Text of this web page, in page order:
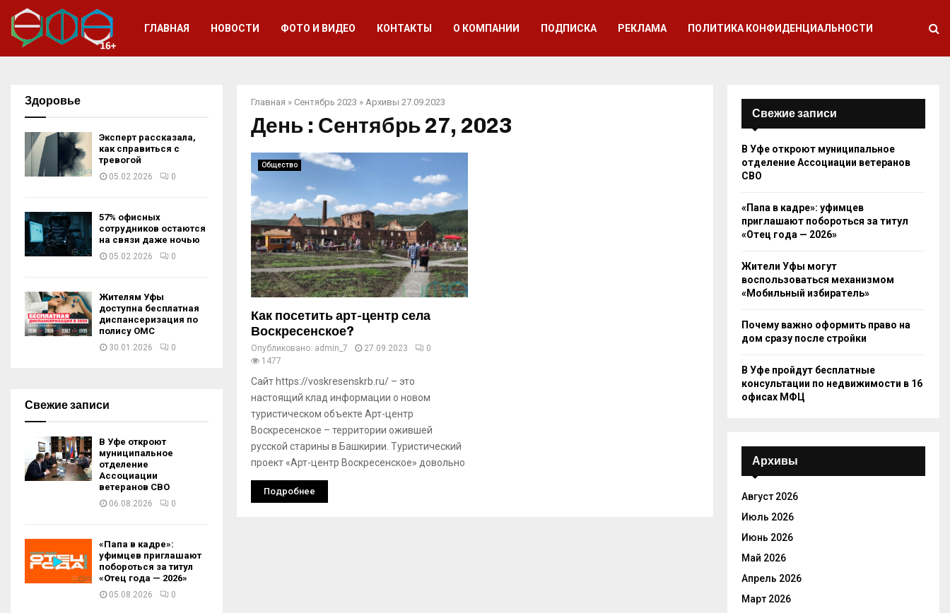
ГЛАВНАЯ НОВОСТИ ФОТО И ВИДЕО КОНТАКТЫ О КОМПАНИИ ПОДПИСКА РЕКЛАМА ПОЛИТИКА КОНФИДЕНЦИАЛЬНОСТИ
Главная » Сентябрь 2023 » Архивы 27.09.2023
День : Сентябрь 27, 2023
Общество
Как посетить арт-центр села
Воскресенское?
Опубликовано: admin_7 27.09.2023
0
1477
Сайт https://voskresenskrb.ru/ – это
настоящий клад информации о новом
туристическом объекте Арт-центр
Воскресенское – территории ожившей
русской старины в Башкирии. Туристический
проект «Арт-центр Воскресенское» довольно
Подробнее
Здоровье
Эксперт рассказала,
как справиться с
тревогой
05.02.2026 0
57% офисных
сотрудников остаются
на связи даже ночью
05.02.2026 0
Жителям Уфы
доступна бесплатная
диспансеризация по
полису ОМС
30.01.2026 0
Свежие записи
В Уфе откроют
муниципальное
отделение
Ассоциации
ветеранов СВО
06.08.2026 0
«Папа в кадре»:
уфимцев приглашают
побороться за титул
«Отец года — 2026»
05.08.2026 0
Свежие записи
В Уфе откроют муниципальное
отделение Ассоциации ветеранов
СВО
«Папа в кадре»: уфимцев
приглашают побороться за титул
«Отец года — 2026»
Жители Уфы могут
воспользоваться механизмом
«Мобильный избиратель»
Почему важно оформить право на
дом сразу после стройки
В Уфе пройдут бесплатные
консультации по недвижимости в 16
офисах МФЦ
Архивы
Август 2026
Июль 2026
Июнь 2026
Май 2026
Апрель 2026
Март 2026